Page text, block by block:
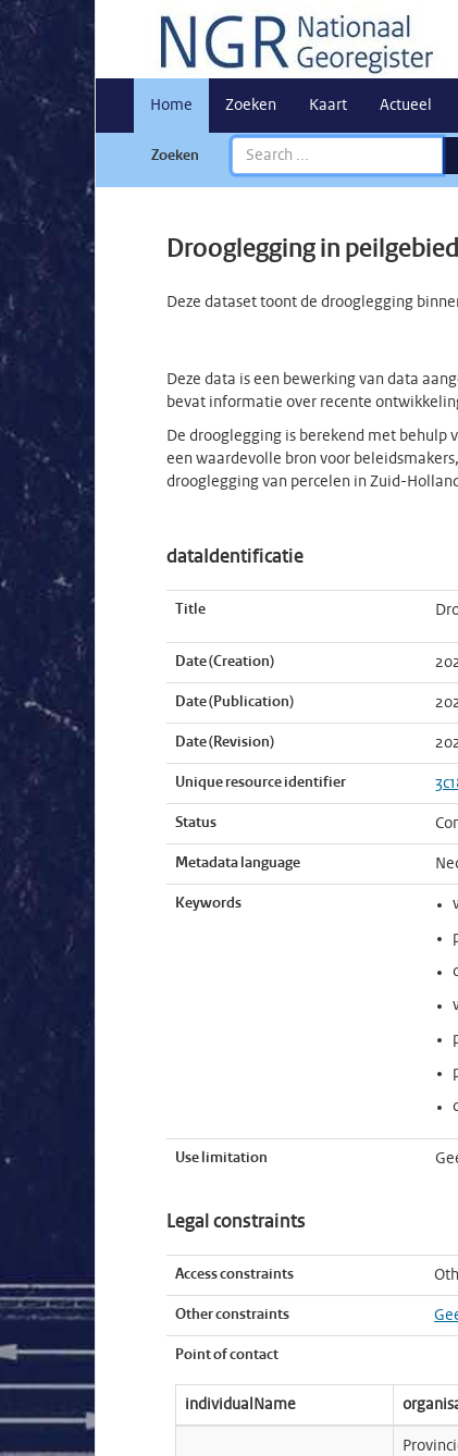
Home Zoeken Kaart Actueel
Zoeken
Drooglegging in
Deze dataset toont de drooglegging
Deze data is een bewerking van data
bevat informatie over recente
De drooglegging is berekend met behulp
een waardevolle bron voor
drooglegging van percelen in Zuid-
dataIdentificatie
Title
Date (Creation)
Date (Publication)
Date (Revision)
Unique resource identifier
Status
Metadata language
Keywords
Use limitation
Legal constraints
Access constraints
Other constraints
Point of contact
individualName